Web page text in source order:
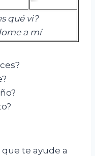
quévi?
a mí
te ayude a